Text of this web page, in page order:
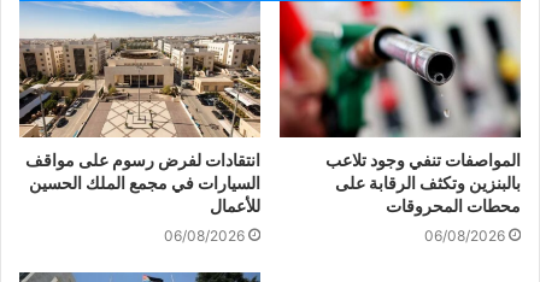
المواصفات تنفي وجود تلاعب
بالبنزين وتكثف الرقابة على
محطات المحروقات
06/08/2026
انتقادات لفرض رسوم على مواقف
السيارات في مجمع الملك الحسين
للأعمال
06/08/2026